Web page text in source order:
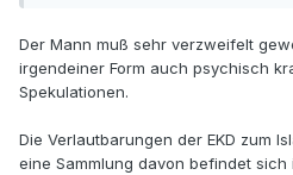
Der Mann muß sehr verzweifelt
irgendeiner Form auch psychisch
Spekulationen.
Die Verlautbarungen der EKD zum
eine Sammlung davon befindet